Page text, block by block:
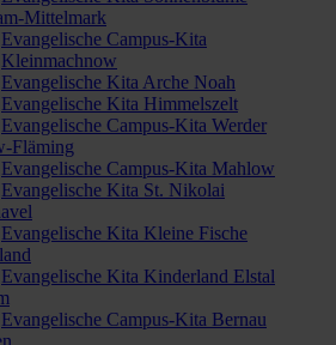
Mittelmark
Evangelische Campus-Kita
Kleinmachnow
Evangelische Kita Arche Noah
Evangelische Kita Himmelszelt
Evangelische Campus-Kita Werder
Fläming
Evangelische Campus-Kita Mahlow
Evangelische Kita St. Nikolai
Evangelische Kita Kleine Fische
Evangelische Kita Kinderland Elstal
Evangelische Campus-Kita Bernau